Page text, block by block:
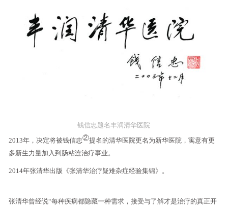
钱信忠题名丰润清华医院
2013年，决定将被钱信忠②提名的清华医院更名为新华医院，寓意有更
多新生力量加入到肠粘连治疗事业。
2014年张清华出版《张清华治疗疑难杂症经验集锦》。
张清华曾经说“每种疾病都隐藏一种需求，接受与了解才是治疗的真正开